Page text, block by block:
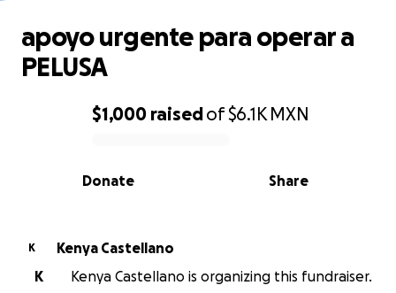
0% complete
$1,000 raisedof$6.1K MXN
Share
Donate
apoyo urgente para operar a
PELUSA
K
Kenya Castellano
K
Kenya Castellano is organizing this fundraiser.